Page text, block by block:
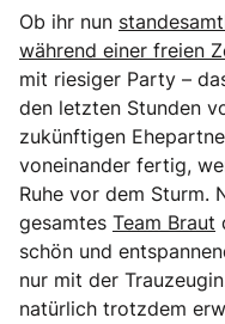
Ob ihr nun
während einer freien
mit riesiger Party –
den letzten Stunden
zukünftigen
voneinander fertig,
Ruhe vor dem Sturm.
gesamtes Team Braut
schön und
nur mit der
natürlich trotzdem